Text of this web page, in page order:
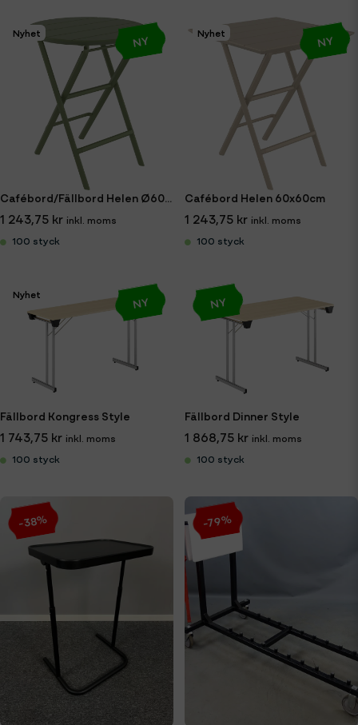
Cafébord/Fällbord Helen Ø60cm
1 243,75 kr
100 styck
Nyhet NY
Cafébord Helen 60x60cm
1 243,75 kr
100 styck
Nyhet NY
Fällbord Kongress Style
1 743,75 kr
100 styck
Nyhet NY
Fällbord Dinner Style
1 868,75 kr
100 styck
NY
-38% -79%